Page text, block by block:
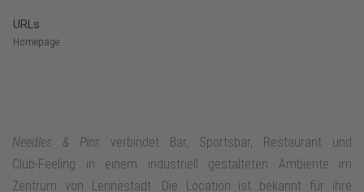
URLs
Homepage
Needles & Pins verbindet Bar, Sportsbar, Restaurant und
Club‑Feeling in einem industriell gestalteten Ambiente im
Zentrum von Lennestadt. Die Location ist bekannt für ihre